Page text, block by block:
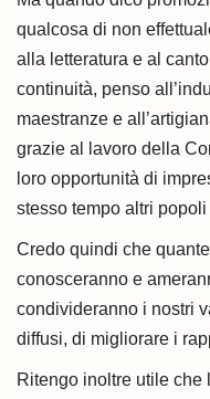
qualcosa di non
alla letteratura e al
continuità, penso
maestranze e
grazie al lavoro della
loro opportunità di
stesso tempo altri
Credo quindi che
conosceranno e
condivideranno i nostri
diffusi, di migliorare i
Ritengo inoltre utile che